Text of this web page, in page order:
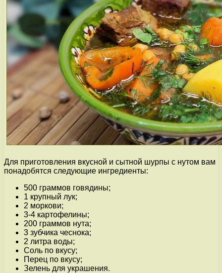
Для приготовления вкусной и сытной шурпы с нутом вам
понадобятся следующие ингредиенты:
500 граммов говядины;
1 крупный лук;
2 моркови;
3-4 картофелины;
200 граммов нута;
3 зубчика чеснока;
2 литра воды;
Соль по вкусу;
Перец по вкусу;
Зелень для украшения.